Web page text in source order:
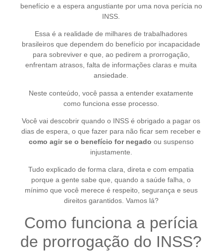
benefício e a espera angustiante por uma nova perícia no
INSS.
Essa é a realidade de milhares de trabalhadores
brasileiros que dependem do benefício por incapacidade
para sobreviver e que, ao pedirem a prorrogação,
enfrentam atrasos, falta de informações claras e muita
ansiedade.
Neste conteúdo, você passa a entender exatamente
como funciona esse processo.
Você vai descobrir quando o INSS é obrigado a pagar os
dias de espera, o que fazer para não ficar sem receber e
como agir se o benefício for negado ou suspenso
injustamente.
Tudo explicado de forma clara, direta e com empatia
porque a gente sabe que, quando a saúde falha, o
mínimo que você merece é respeito, segurança e seus
direitos garantidos. Vamos lá?
Como funciona a perícia
de prorrogação do INSS?